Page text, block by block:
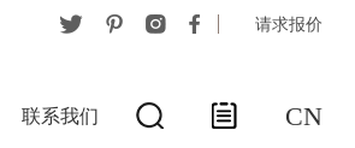
请求报价
CN
联系我们